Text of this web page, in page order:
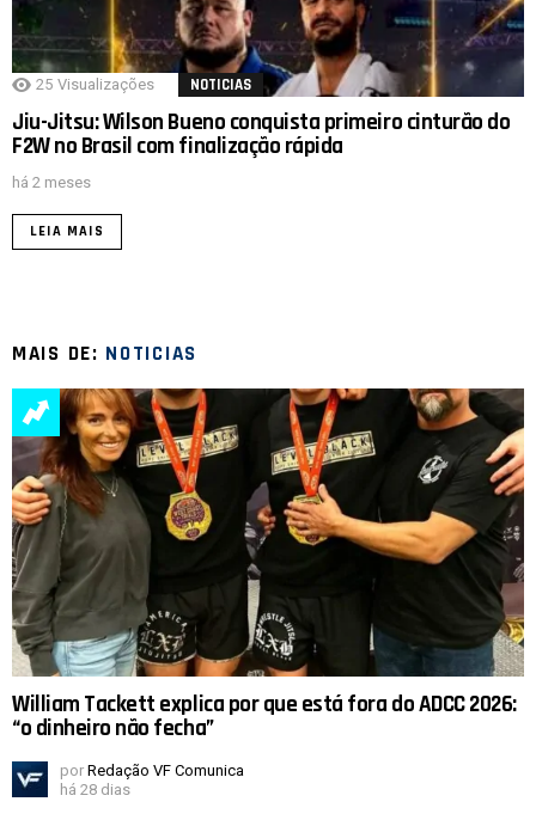
25 Visualizações NOTICIAS
Jiu-Jitsu: Wilson Bueno conquista primeiro cinturão do
F2W no Brasil com finalização rápida
há 2 meses
LEIA MAIS
MAIS DE: NOTICIAS
William Tackett explica por que está fora do ADCC 2026:
“o dinheiro não fecha”
por Redação VF Comunica
há 28 dias